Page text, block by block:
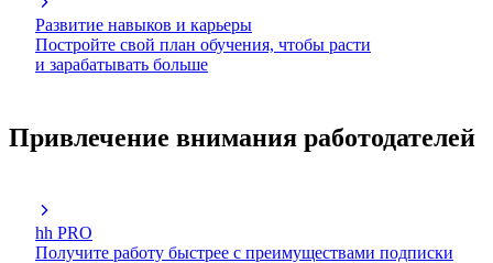
Развитие навыков и карьеры
Постройте свой план обучения, чтобы расти
и зарабатывать больше
Привлечение внимания работодателей
hh PRO
Получите работу быстрее с преимуществами подписки